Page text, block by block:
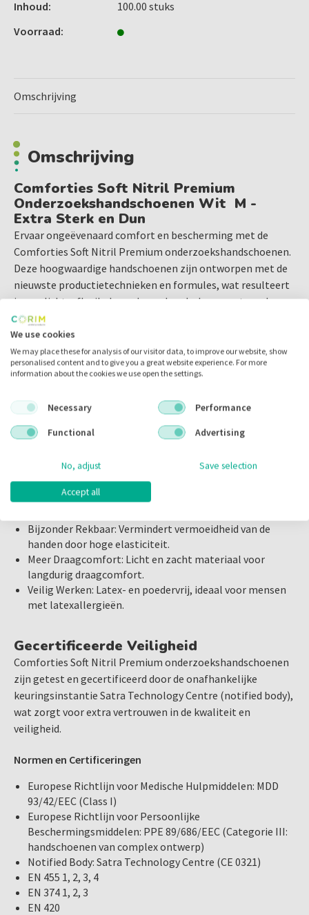
handen door hoge elasticiteit.
met latexallergieën.
Gecertificeerde Veiligheid
Comforties Soft Nitril Premium onderzoekshandschoenen
keuringsinstantie Satra Technology Centre (notified body),
wat zorgt voor extra vertrouwen in de kwaliteit en
veiligheid.
Normen en Certificeringen
Europese Richtlijn voor Medische Hulpmiddelen: MDD
Europese Richtlijn voor Persoonlijke
Beschermingsmiddelen: PPE 89/686/EEC (Categorie III:
handschoenen van complex ontwerp)
Notified Body: Satra Technology Centre (CE 0321)
EN 374 1, 2, 3
AQL 1,5
Inhoud
Ook verkrijgbaar in de maten:
,S,M,L,XL
Kies voor Comforties Soft Nitril Premium
combinatie van sterkte, comfort en veiligheid. Bestel
vandaag nog en ervaar de voordelen van deze premium
handschoenen in uw praktijk.
Inhoud:
100.00 stuks
Voorraad:
Omschrijving
Omschrijving
Comforties Soft Nitril Premium
Onderzoekshandschoenen Wit M -
Extra Sterk en Dun
Ervaar ongeëvenaard comfort en bescherming met de
Comforties Soft Nitril Premium onderzoekshandschoenen.
Deze hoogwaardige handschoenen zijn ontworpen met de
nieuwste productietechnieken en formules, wat resulteert
in een lichte, flexibele en dunne handschoen met een hoge
tastgevoeligheid. Ze bieden betrouwbare bescherming
dankzij hun hoge scheur- en perforatiebestendigheid.
Belangrijkste Kenmerken
perforatiebestendigheid voor betrouwbare
bescherming.
Betere Tastzin: Dankzij de gladde en dunne handpalm
Uitstekende Pasvorm: Flexibel en elastisch materiaal
zorgt voor een perfecte pasvorm.
Precieze Grip: Micro-Touch geruwde vingertoppen voor
Bijzonder Rekbaar: Vermindert vermoeidheid van de
handen door hoge elasticiteit.
Meer Draagcomfort: Licht en zacht materiaal voor
langdurig draagcomfort.
Veilig Werken: Latex- en poedervrij, ideaal voor mensen
met latexallergieën.
Gecertificeerde Veiligheid
Comforties Soft Nitril Premium onderzoekshandschoenen
zijn getest en gecertificeerd door de onafhankelijke
keuringsinstantie Satra Technology Centre (notified body),
wat zorgt voor extra vertrouwen in de kwaliteit en
veiligheid.
Normen en Certificeringen
Europese Richtlijn voor Medische Hulpmiddelen: MDD
93/42/EEC (Class I)
Europese Richtlijn voor Persoonlijke
Beschermingsmiddelen: PPE 89/686/EEC (Categorie III:
handschoenen van complex ontwerp)
Notified Body: Satra Technology Centre (CE 0321)
EN 455 1, 2, 3, 4
EN 374 1, 2, 3
EN 420
We use cookies
We may place these for analysis of our visitor data, to improve our website, show
personalised content and to give you a great website experience. For more
information about the cookies we use open the settings.
Necessary
Performance
Functional
Advertising
No, adjust Save selection
Accept all